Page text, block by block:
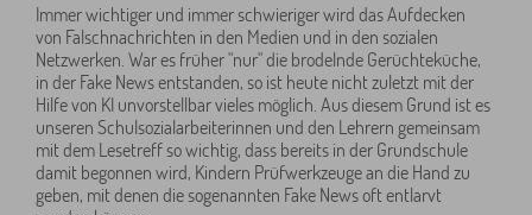
Immer wichtiger und immer schwieriger wird das Aufdecken
von Falschnachrichten in den Medien und in den sozialen
Netzwerken. War es früher "nur" die brodelnde Gerüchteküche,
in der Fake News entstanden, so ist heute nicht zuletzt mit der
Hilfe von KI unvorstellbar vieles möglich. Aus diesem Grund ist es
unseren Schulsozialarbeiterinnen und den Lehrern gemeinsam
mit dem Lesetreff so wichtig, dass bereits in der Grundschule
damit begonnen wird, Kindern Prüfwerkzeuge an die Hand zu
geben, mit denen die sogenannten Fake News oft entlarvt